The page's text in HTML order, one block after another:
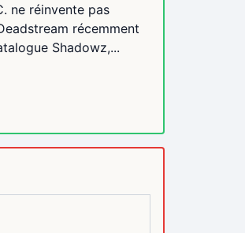
ne réinvente pas
récemment
Shadowz,...